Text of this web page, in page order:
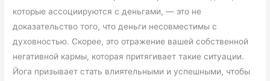
которые ассоциируются с деньгами, — это не
доказательство того, что деньги несовместимы с
духовностью. Скорее, это отражение вашей собственной
негативной кармы, которая притягивает такие ситуации.
Йога призывает стать влиятельными и успешными, чтобы